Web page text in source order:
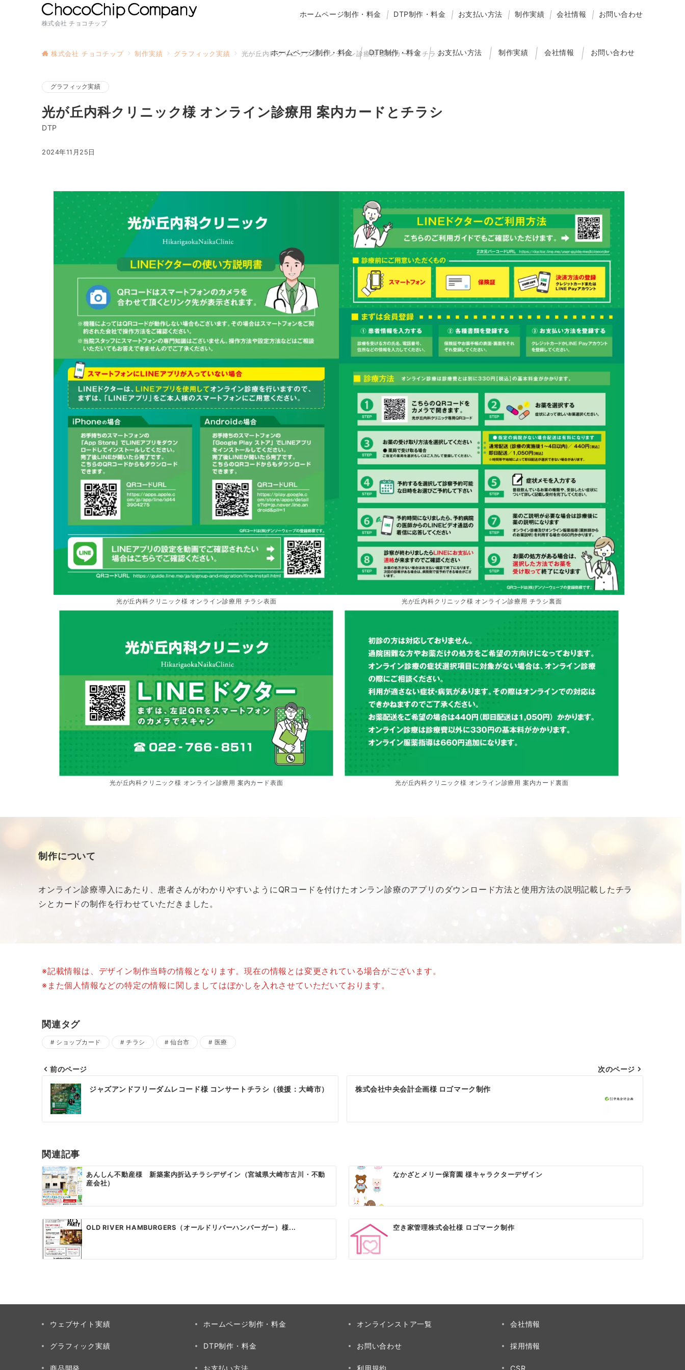
株式会社 チョコチップ
ホームページ制作・料金 DTP制作・料金 お支払い方法 制作実績 会社情報 お問い合わせ
ホームページ制作・料金 DTP制作・料金 お支払い方法 制作実績 会社情報 お問い合わせ
株式会社 チョコチップ 制作実績 グラフィック実績 光が丘内科クリニック様 オンライン診療用 案内カードとチラシ
グラフィック実績
光が丘内科クリニック様 オンライン診療用 案内カードとチラシ
DTP
2024年11月25日
光が丘内科クリニック様 オンライン診療用 チラシ表面 光が丘内科クリニック様 オンライン診療用 チラシ裏面
光が丘内科クリニック様 オンライン診療用 案内カード表面 光が丘内科クリニック様 オンライン診療用 案内カード裏面
制作について
オンライン診療導入にあたり、患者さんがわかりやすいようにQRコードを付けたオンラン診療のアプリのダウンロード方法と使用方法の説明記載したチラ
シとカードの制作を行わせていただきました。
※記載情報は、デザイン制作当時の情報となります。現在の情報とは変更されている場合がございます。
※また個人情報などの特定の情報に関しましてはぼかしを入れさせていただいております。
関連タグ
ショップカード チラシ 仙台市 医療
投
稿
ナ
ゲ
ー
シ
ョ
ン
前のページ
ジャズアンドフリーダムレコード様 コンサートチラシ（後援：大崎市）
次のページ
株式会社中央会計企画様 ロゴマーク制作
関連記事
あんしん不動産様 新築案内折込チラシデザイン（宮城県大崎市古川・不動
産会社）
なかざとメリー保育園 様キャラクターデザイン
OLD RIVER HAMBURGERS（オールドリバーハンバーガー）様... 空き家管理株式会社様 ロゴマーク制作
ウェブサイト実績
グラフィック実績
商品開発
ホームページ制作・料金
DTP制作・料金
お支払い方法
オンラインストア一覧
お問い合わせ
利用規約
会社情報
採用情報
CSR